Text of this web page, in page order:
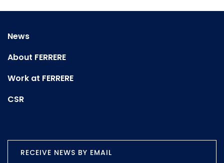
News
About FERRERE
Work at FERRERE
CSR
RECEIVE NEWS BY EMAIL